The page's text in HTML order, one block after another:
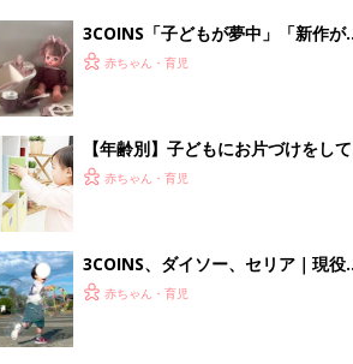
3COINS「子どもが夢中」「新作が
くも品薄!?」話題のおもちゃ5選
赤ちゃん・育児
【年齢別】子どもにお片づけをして
らうには？ママ・パパたちの工夫を
赤ちゃん・育児
3COINS、ダイソー、セリア｜現役
育士もおすすめ！外遊びがもっと楽
赤ちゃん・育児